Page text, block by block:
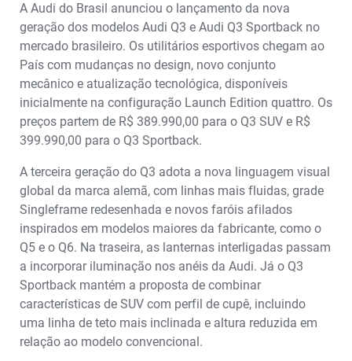
A Audi do Brasil anunciou o lançamento da nova
geração dos modelos Audi Q3 e Audi Q3 Sportback no
mercado brasileiro. Os utilitários esportivos chegam ao
País com mudanças no design, novo conjunto
mecânico e atualização tecnológica, disponíveis
inicialmente na configuração Launch Edition quattro. Os
preços partem de R$ 389.990,00 para o Q3 SUV e R$
399.990,00 para o Q3 Sportback.
A terceira geração do Q3 adota a nova linguagem visual
global da marca alemã, com linhas mais fluidas, grade
Singleframe redesenhada e novos faróis afilados
inspirados em modelos maiores da fabricante, como o
Q5 e o Q6. Na traseira, as lanternas interligadas passam
a incorporar iluminação nos anéis da Audi. Já o Q3
Sportback mantém a proposta de combinar
características de SUV com perfil de cupê, incluindo
uma linha de teto mais inclinada e altura reduzida em
relação ao modelo convencional.